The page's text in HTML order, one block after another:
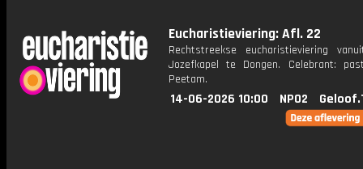
Eucharistieviering: Afl. 22
Rechtstreekse eucharistieviering
Jozefkapel te Dongen. Celebrant:
Peetam.
14-06-2026 10:00 NPO2